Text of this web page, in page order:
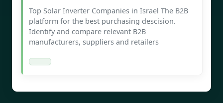
Top Solar Inverter Companies in Israel The B2B
platform for the best purchasing descision.
Identify and compare relevant B2B
manufacturers, suppliers and retailers